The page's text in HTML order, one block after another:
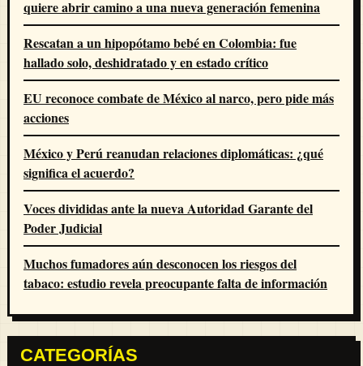
quiere abrir camino a una nueva generación femenina
Rescatan a un hipopótamo bebé en Colombia: fue
hallado solo, deshidratado y en estado crítico
EU reconoce combate de México al narco, pero pide más
acciones
México y Perú reanudan relaciones diplomáticas: ¿qué
significa el acuerdo?
Voces divididas ante la nueva Autoridad Garante del
Poder Judicial
Muchos fumadores aún desconocen los riesgos del
tabaco: estudio revela preocupante falta de información
CATEGORÍAS